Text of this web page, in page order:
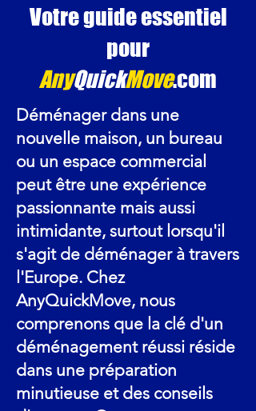
Votre guide essentiel
pour
AnyQuickMove.com
Déménager dans une
nouvelle maison, un bureau
ou un espace commercial
peut être une expérience
passionnante mais aussi
intimidante, surtout lorsqu'il
s'agit de déménager à travers
l'Europe. Chez
AnyQuickMove, nous
comprenons que la clé d'un
déménagement réussi réside
dans une préparation
minutieuse et des conseils